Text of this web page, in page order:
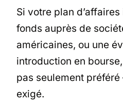
Si votre plan
fonds auprès de
américaines, ou une
introduction en
pas seulement
exigé.